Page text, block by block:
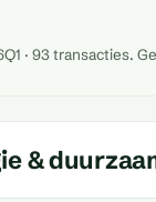
· 93 transacties.
&